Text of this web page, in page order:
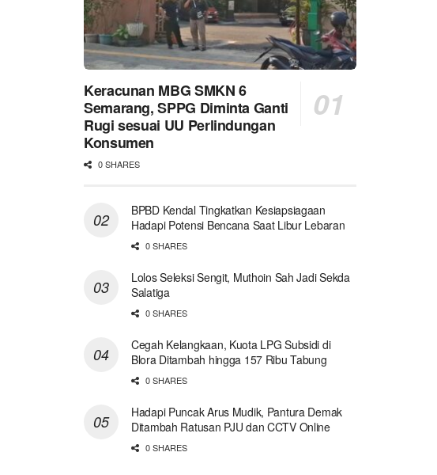
Keracunan MBG SMKN 6
Semarang, SPPG Diminta Ganti
Rugi sesuai UU Perlindungan
Konsumen
0 SHARES
BPBD Kendal Tingkatkan Kesiapsiagaan
Hadapi Potensi Bencana Saat Libur Lebaran
0 SHARES
Lolos Seleksi Sengit, Muthoin Sah Jadi Sekda
Salatiga
0 SHARES
Cegah Kelangkaan, Kuota LPG Subsidi di
Blora Ditambah hingga 157 Ribu Tabung
0 SHARES
Hadapi Puncak Arus Mudik, Pantura Demak
Ditambah Ratusan PJU dan CCTV Online
0 SHARES